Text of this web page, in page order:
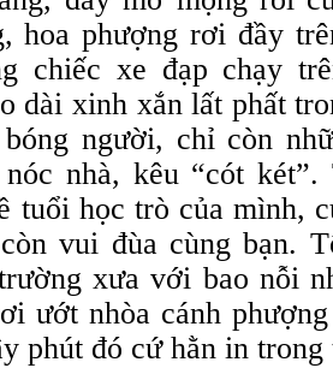
hoa phượng rơi đầy
chiếc xe đạp chạy
dài xinh xắn lất phất
người, chỉ còn
nhà, kêu “cót
tuổi học trò của mình,
vui đùa cùng bạn.
xưa với bao nỗi
ướt nhòa cánh
phút đó cứ hằn in